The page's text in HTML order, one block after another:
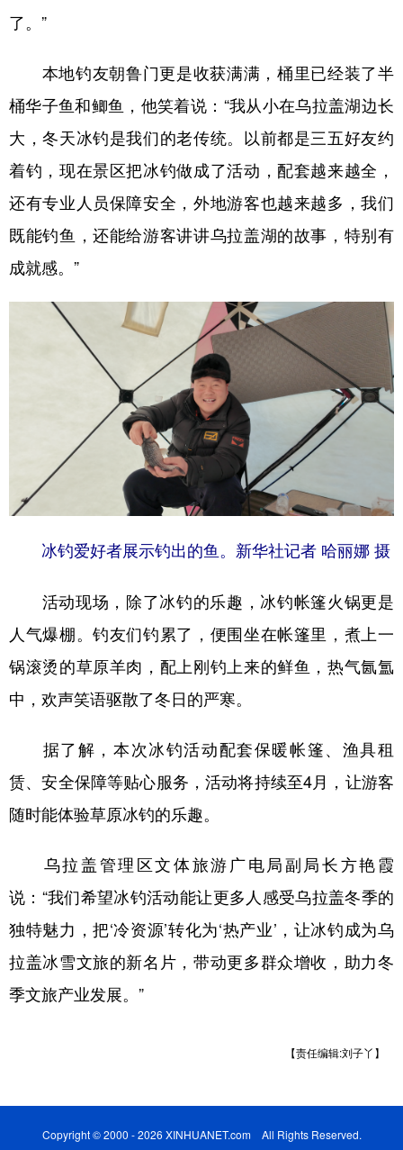
了。”
本地钓友朝鲁门更是收获满满，桶里已经装了半
桶华子鱼和鲫鱼，他笑着说：“我从小在乌拉盖湖边长
大，冬天冰钓是我们的老传统。以前都是三五好友约
着钓，现在景区把冰钓做成了活动，配套越来越全，
还有专业人员保障安全，外地游客也越来越多，我们
既能钓鱼，还能给游客讲讲乌拉盖湖的故事，特别有
成就感。”
冰钓爱好者展示钓出的鱼。新华社记者 哈丽娜 摄
活动现场，除了冰钓的乐趣，冰钓帐篷火锅更是
人气爆棚。钓友们钓累了，便围坐在帐篷里，煮上一
锅滚烫的草原羊肉，配上刚钓上来的鲜鱼，热气氤氲
中，欢声笑语驱散了冬日的严寒。
据了解，本次冰钓活动配套保暖帐篷、渔具租
赁、安全保障等贴心服务，活动将持续至4月，让游客
随时能体验草原冰钓的乐趣。
乌拉盖管理区文体旅游广电局副局长方艳霞
说：“我们希望冰钓活动能让更多人感受乌拉盖冬季的
独特魅力，把‘冷资源’转化为‘热产业’，让冰钓成为乌
拉盖冰雪文旅的新名片，带动更多群众增收，助力冬
季文旅产业发展。”
【责任编辑:刘子丫】
Copyright © 2000 - 2026 XINHUANET.com All Rights Reserved.